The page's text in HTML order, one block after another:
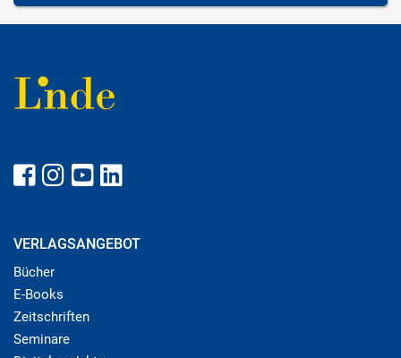
VERLAGSANGEBOT
Bücher
E-Books
Zeitschriften
Seminare